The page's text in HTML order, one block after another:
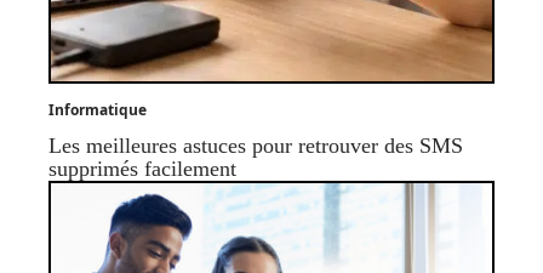
Informatique
Les meilleures astuces pour retrouver des SMS
supprimés facilement